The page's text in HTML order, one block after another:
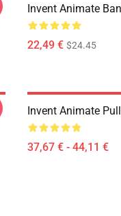
Invent Animate
22,49 € $24.45
Invent Animate
37,67 € - 44,11 €